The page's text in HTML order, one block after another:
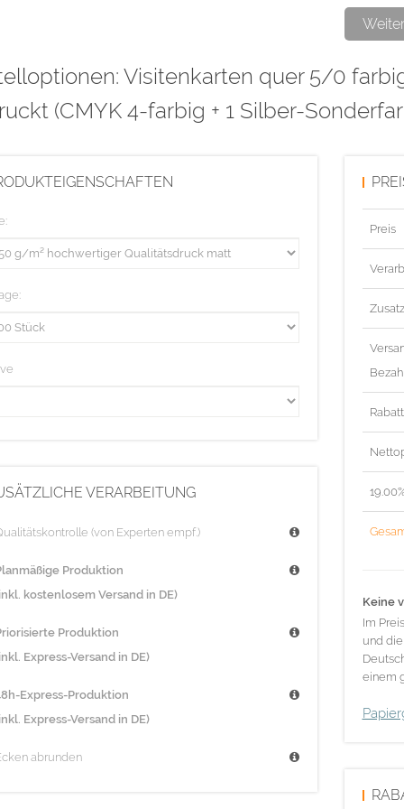
bezeichnen.
(kein
Diese
Visitenkarten quer 5/0
(CMYK 4-farbig + 1 Silber-
VERARBEITUNG
(von Experten empf.)
Produktion
kostenlosem Versand in DE)
Produktion
Express-Versand in DE)
Express-Produktion
Express-Versand in DE)
abrunden
Preis
Keine
Im
und
einem